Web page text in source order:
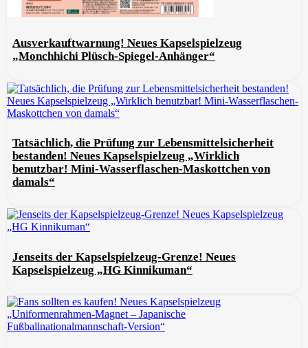
Ausverkauftwarnung! Neues Kapselspielzeug
„Monchhichi Plüsch-Spiegel-Anhänger“
Tatsächlich, die Prüfung zur Lebensmittelsicherheit
bestanden! Neues Kapselspielzeug „Wirklich
benutzbar! Mini-Wasserflaschen-Maskottchen von
damals“
Jenseits der Kapselspielzeug-Grenze! Neues
Kapselspielzeug „HG Kinnikuman“